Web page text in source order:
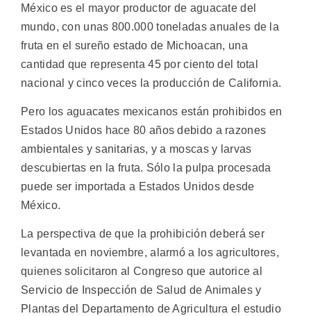
México es el mayor productor de aguacate del
mundo, con unas 800.000 toneladas anuales de la
fruta en el sureño estado de Michoacan, una
cantidad que representa 45 por ciento del total
nacional y cinco veces la producción de California.
Pero los aguacates mexicanos están prohibidos en
Estados Unidos hace 80 años debido a razones
ambientales y sanitarias, y a moscas y larvas
descubiertas en la fruta. Sólo la pulpa procesada
puede ser importada a Estados Unidos desde
México.
La perspectiva de que la prohibición deberá ser
levantada en noviembre, alarmó a los agricultores,
quienes solicitaron al Congreso que autorice al
Servicio de Inspección de Salud de Animales y
Plantas del Departamento de Agricultura el estudio